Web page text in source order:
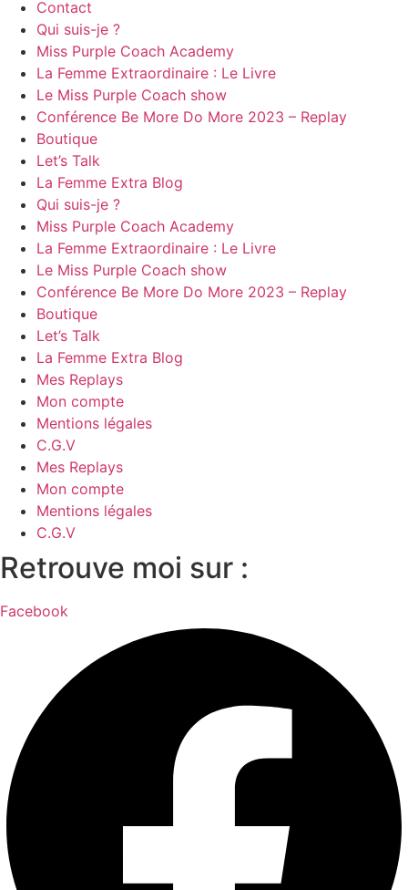
Contact
Qui suis-je ?
Miss Purple Coach Academy
La Femme Extraordinaire : Le Livre
Le Miss Purple Coach show
Conférence Be More Do More 2023 – Replay
Boutique
Let’s Talk
La Femme Extra Blog
Qui suis-je ?
Miss Purple Coach Academy
La Femme Extraordinaire : Le Livre
Le Miss Purple Coach show
Conférence Be More Do More 2023 – Replay
Boutique
Let’s Talk
La Femme Extra Blog
Mes Replays
Mon compte
Mentions légales
C.G.V
Mes Replays
Mon compte
Mentions légales
C.G.V
Retrouve moi sur :
Facebook